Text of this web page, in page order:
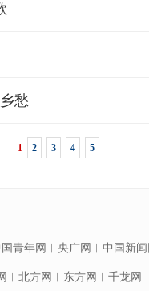
愁
1 2 3 4 5